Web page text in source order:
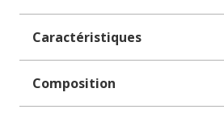
Caractéristiques
Composition